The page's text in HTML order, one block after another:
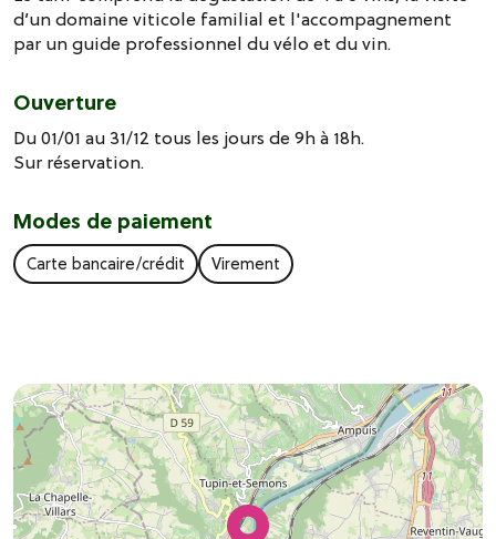
d’un domaine viticole familial et l'accompagnement
par un guide professionnel du vélo et du vin.
Ouverture
Du 01/01 au 31/12 tous les jours de 9h à 18h.
Sur réservation.
Modes de paiement
Carte bancaire/crédit Virement